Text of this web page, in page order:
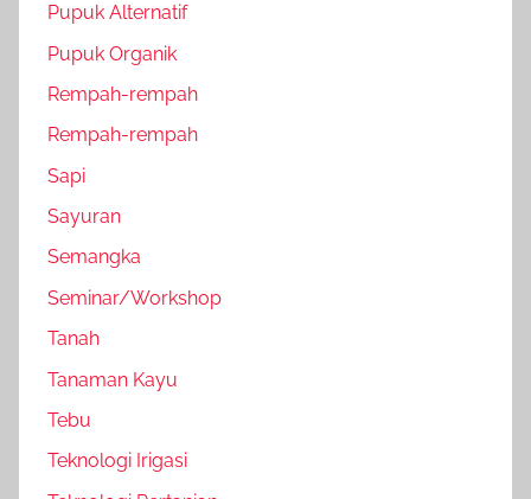
Pupuk Alternatif
Pupuk Organik
Rempah-rempah
Rempah-rempah
Sapi
Sayuran
Semangka
Seminar/Workshop
Tanah
Tanaman Kayu
Tebu
Teknologi Irigasi